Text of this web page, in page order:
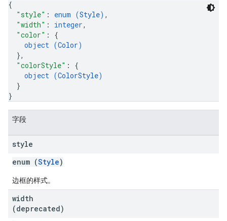
{
"style" : enum (Style) ,
"width" : integer,
"color" : {
object (Color)
},
"colorStyle" : {
object (ColorStyle)
}
}
字段
style
enum (Style)
边框的样式。
width
(deprecated)